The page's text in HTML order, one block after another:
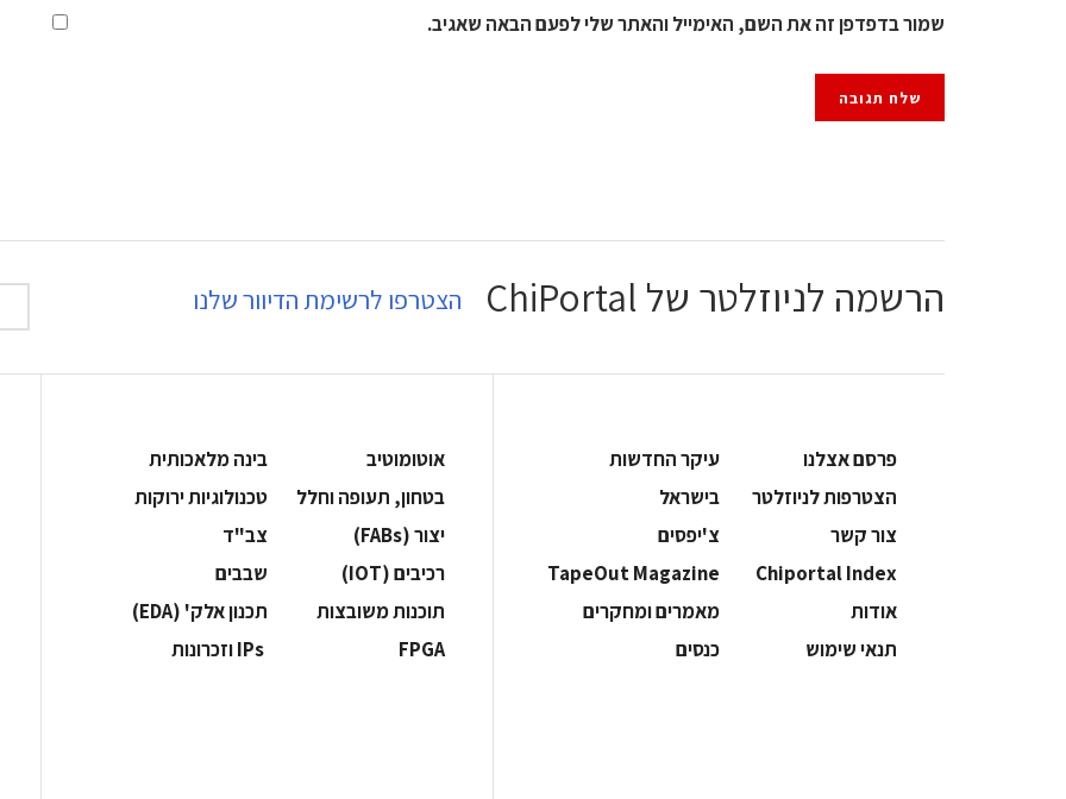
שמור בדפדפן זה את השם, האימייל והאתר שלי לפעם הבאה שאגיב.
הרשמה לניוזלטר של ChiPortal הצטרפו לרשימת הדיוור שלנו
פרסם אצלנו
עיקר החדשות
הצטרפות לניוזלטר
בישראל
צור קשר
צ'יפסים
Chiportal Index
TapeOut Magazine
אודות
מאמרים ומחקרים
תנאי שימוש
כנסים
אוטומוטיב
בינה מלאכותית
בטחון, תעופה וחלל
‫טכנולוגיות ירוקות‬
‫יצור (‪(FABs‬‬
‫צב"ד‬
‫רכיבים‬ (IOT)
‫שבבים‬
‫תוכנות משובצות‬
‫תכנון אלק' (‪(EDA‬‬
‫‪FPGA‬‬
‫ ‪וזכרונות IPs‬‬